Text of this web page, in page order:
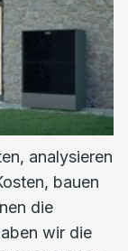
analysieren
bauen
die
wir die